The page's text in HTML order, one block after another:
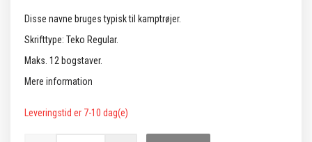
Disse navne bruges typisk til kamptrøjer.
Skrifttype: Teko Regular.
Maks. 12 bogstaver.
Mere information
Leveringstid er 7-10 dag(e)